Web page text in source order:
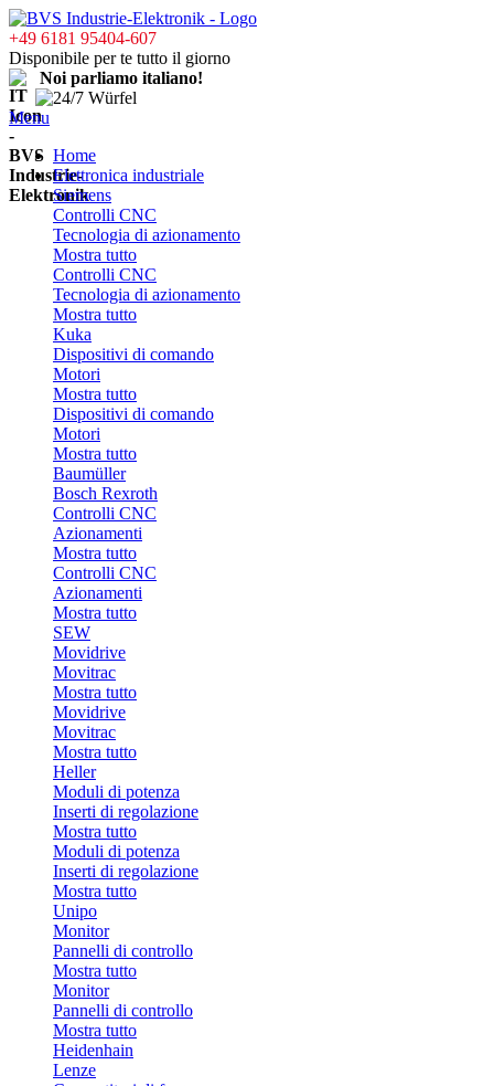
+49 6181 95404-607
Disponibile per te tutto il giorno
Noi parliamo italiano!
Menu
Home
Elettronica industriale
Siemens
Controlli CNC
Tecnologia di azionamento
Mostra tutto
Controlli CNC
Tecnologia di azionamento
Mostra tutto
Kuka
Dispositivi di comando
Motori
Mostra tutto
Dispositivi di comando
Motori
Mostra tutto
Baumüller
Bosch Rexroth
Controlli CNC
Azionamenti
Mostra tutto
Controlli CNC
Azionamenti
Mostra tutto
SEW
Movidrive
Movitrac
Mostra tutto
Movidrive
Movitrac
Mostra tutto
Heller
Moduli di potenza
Inserti di regolazione
Mostra tutto
Moduli di potenza
Inserti di regolazione
Mostra tutto
Unipo
Monitor
Pannelli di controllo
Mostra tutto
Monitor
Pannelli di controllo
Mostra tutto
Heidenhain
Lenze